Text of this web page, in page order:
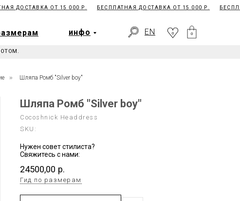
ДОСТАВКА ОТ 15 000 Р. БЕСПЛАТНАЯ ДОСТАВКА ОТ 15 000 Р.
инфо EN
инфо EN 0 0
» Шляпа Ромб "Silver boy"
Шляпа Ромб "Silver boy"
Cocoshnick Headdress
SKU:
Нужен совет стилиста?
Свяжитесь с нами:
24500,00 р.
Гид по размерам